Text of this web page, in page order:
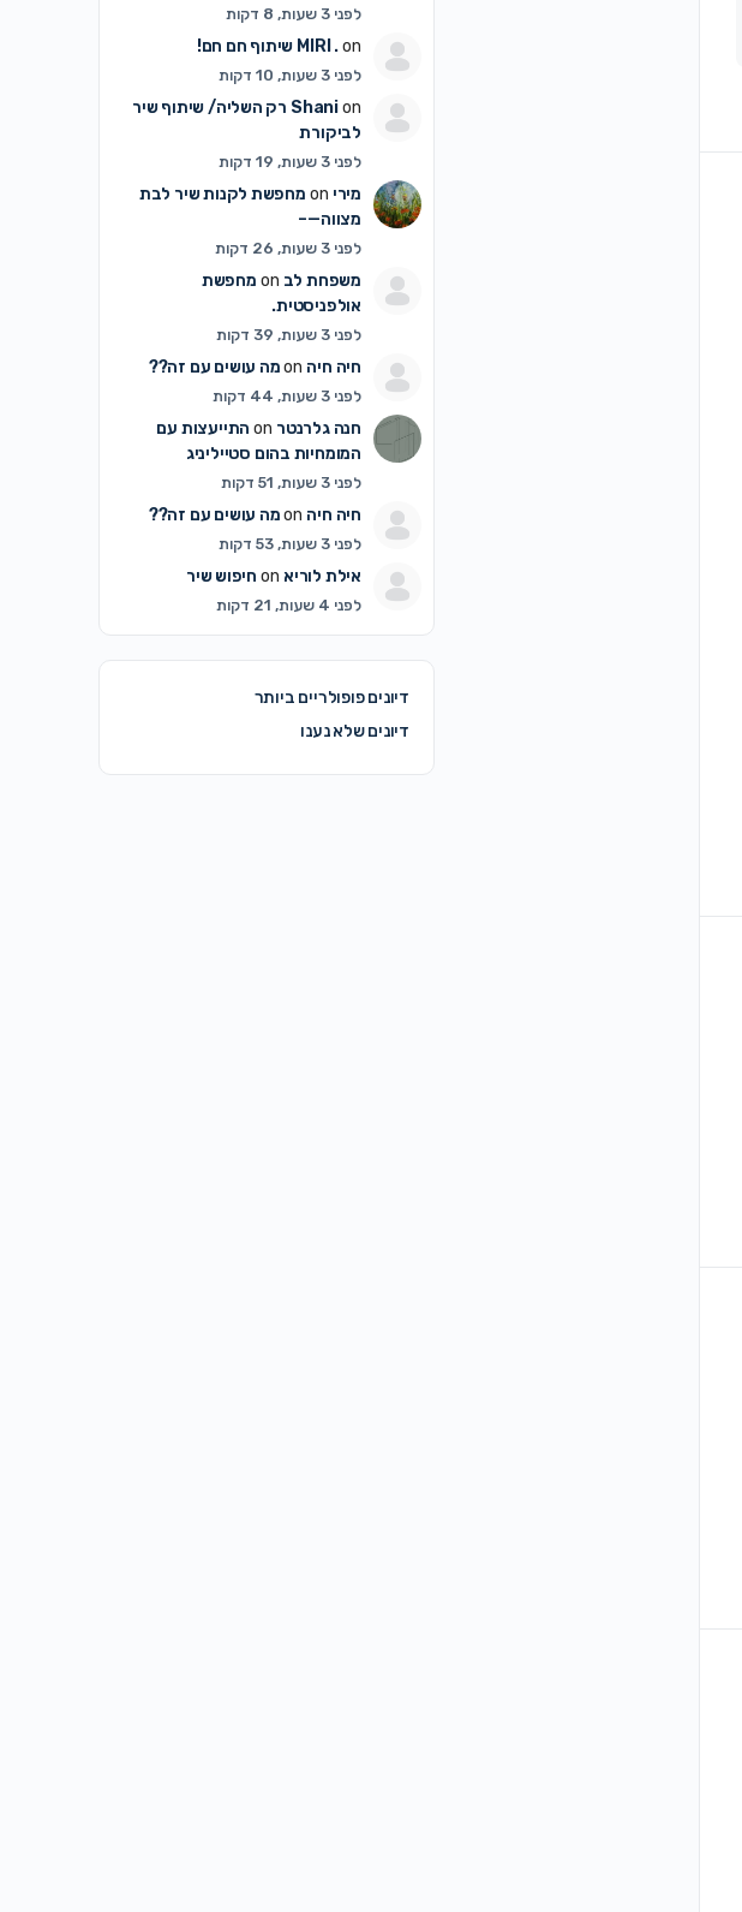
לפני 3 שעות, 8 דקות
MIRI .on שיתוף חם חם!
לפני 3 שעות, 10 דקות
Shanion
רק השליה/ שיתוף שיר
לביקורת
לפני 3 שעות, 19 דקות
מירי
מחפשת לקנות שיר לבת
מצווה—–
לפני 3 שעות, 26 דקות
משפחת לב
מחפשת
אולפניסטית.
לפני 3 שעות, 39 דקות
חיה חיה מה עושים עם זה??
לפני 3 שעות, 44 דקות
חנה גלרנטר
התייעצות עם
המומחיות בהום סטייליניג
לפני 3 שעות, 51 דקות
חיה חיה מה עושים עם זה??
לפני 3 שעות, 53 דקות
אילת לוריאon חיפוש שיר
לפני 4 שעות, 21 דקות
דיונים פופולריים ביותר
דיונים שלא נענו